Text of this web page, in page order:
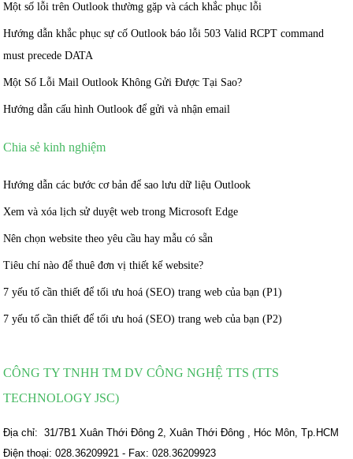
Một số lỗi trên Outlook thường gặp và cách khắc phục lỗi
Hướng dẫn khắc phục sự cố Outlook báo lỗi 503 Valid RCPT command
must precede DATA
Một Số Lỗi Mail Outlook Không Gửi Được Tại Sao?
Hướng dẫn cấu hình Outlook để gửi và nhận email
Chia sẻ kinh nghiệm
Hướng dẫn các bước cơ bản để sao lưu dữ liệu Outlook
Xem và xóa lịch sử duyệt web trong Microsoft Edge
Nên chọn website theo yêu cầu hay mẫu có sẵn
Tiêu chí nào để thuê đơn vị thiết kế website?
7 yếu tố cần thiết để tối ưu hoá (SEO) trang web của bạn (P1)
7 yếu tố cần thiết để tối ưu hoá (SEO) trang web của bạn (P2)
CÔNG TY TNHH TM DV CÔNG NGHỆ TTS (TTS
TECHNOLOGY JSC)
Địa chỉ: 31/7B1 Xuân Thới Đông 2, Xuân Thới Đông , Hóc Môn, Tp.HCM
Điện thoại: 028.36209921 - Fax: 028.36209923